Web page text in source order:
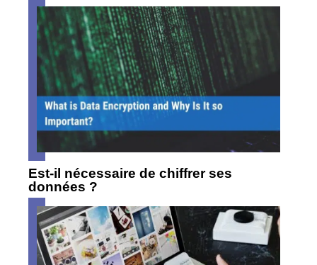
Est-il nécessaire de chiffrer ses
données ?